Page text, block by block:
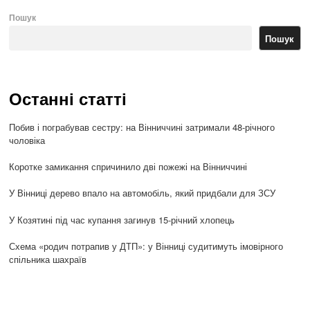
Пошук
Пошук
Останні статті
Побив і пограбував сестру: на Вінниччині затримали 48-річного
чоловіка
Коротке замикання спричинило дві пожежі на Вінниччині
У Вінниці дерево впало на автомобіль, який придбали для ЗСУ
У Козятині під час купання загинув 15-річний хлопець
Схема «родич потрапив у ДТП»: у Вінниці судитимуть імовірного
спільника шахраїв